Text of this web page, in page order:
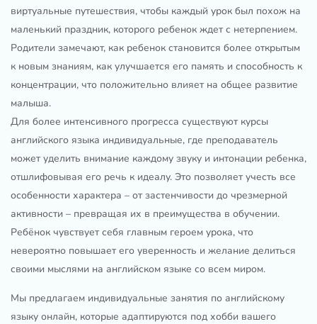
виртуальные путешествия, чтобы каждый урок был похож на
маленький праздник, которого ребенок ждет с нетерпением.
Родители замечают, как ребенок становится более открытым
к новым знаниям, как улучшается его память и способность к
концентрации, что положительно влияет на общее развитие
малыша.
Для более интенсивного прогресса существуют курсы
английского языка индивидуальные, где преподаватель
может уделить внимание каждому звуку и интонации ребенка,
отшлифовывая его речь к идеалу. Это позволяет учесть все
особенности характера – от застенчивости до чрезмерной
активности – превращая их в преимущества в обучении.
Ребёнок чувствует себя главным героем урока, что
невероятно повышает его уверенность и желание делиться
своими мыслями на английском языке со всем миром.
Мы предлагаем индивидуальные занятия по английскому
языку онлайн, которые адаптируются под хобби вашего